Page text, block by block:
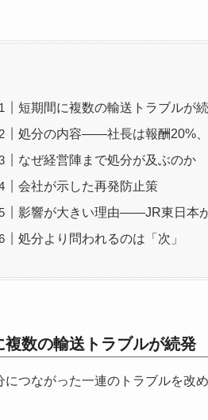
短期間に複数の輸送トラブルが
処分の内容——社長は報酬20%
なぜ経営陣まで処分が及ぶのか
会社が示した再発防止策
影響が大きい理由——JR東日本
処分より問われるのは「次」
複数の輸送トラブルが続発
につながった一連のトラブルを改